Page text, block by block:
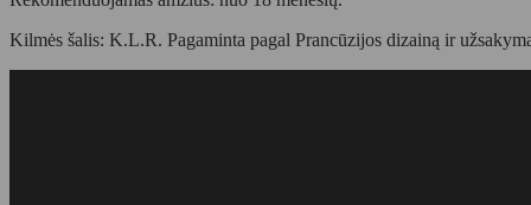
Kilmės šalis: K.L.R. Pagaminta pagal Prancūzijos dizainą ir